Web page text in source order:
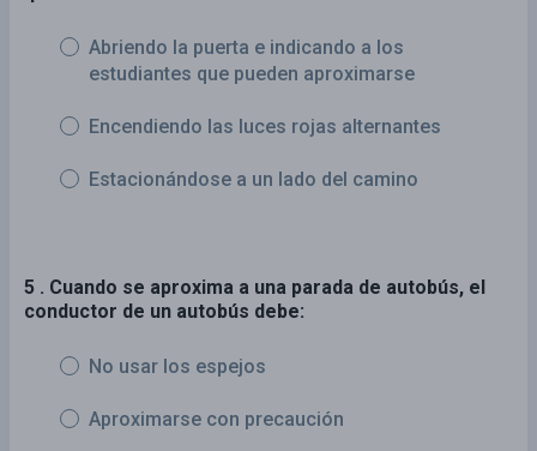
Abriendo la puerta e indicando a los
estudiantes que pueden aproximarse
Encendiendo las luces rojas alternantes
Estacionándose a un lado del camino
5 . Cuando se aproxima a una parada de autobús, el
conductor de un autobús debe:
No usar los espejos
Aproximarse con precaución